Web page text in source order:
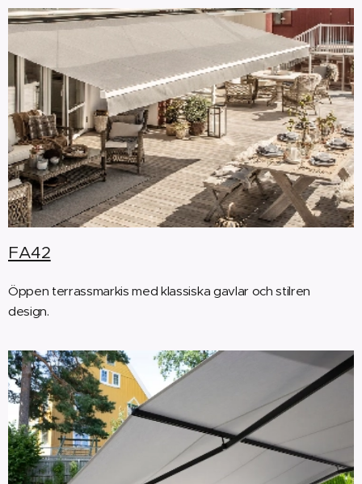
FA42
Öppen terrassmarkis med klassiska gavlar och stilren
design.